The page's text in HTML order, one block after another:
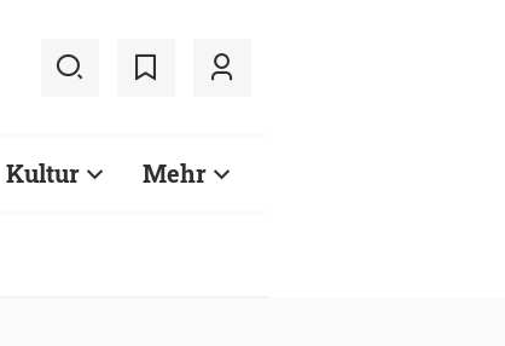
Kultur Mehr